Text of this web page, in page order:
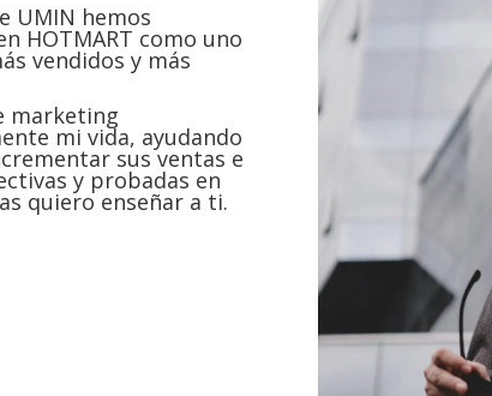
UMIN hemos
HOTMART como uno
vendidos y más
marketing
mi vida, ayudando
sus ventas e
y probadas en
quiero enseñar a ti.